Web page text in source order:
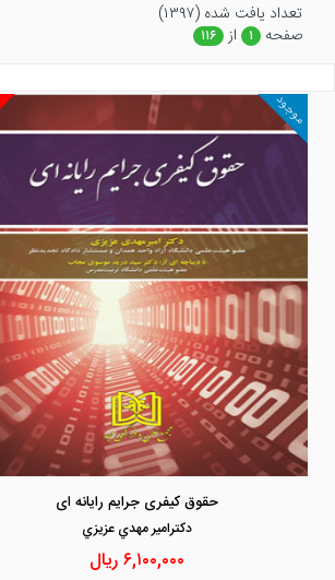
تعداد يافت شده (۱۳۹۷)
صفحه
۱ از ۱۱۶
موجود
حقوق کیفری جرایم رایانه ای
دكترامير مهدي عزيزي
۶,۱۰۰,۰۰۰ریال